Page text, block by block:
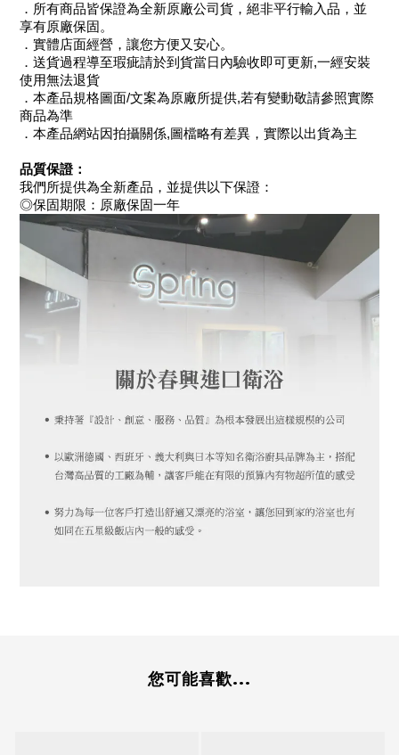
．所有商品皆保證為全新原廠公司貨，絕非平行輸入品，並
享有原廠保固。
．實體店面經營，讓您方便又安心。
．送貨過程導至瑕疵請於到貨當日內驗收即可更新,一經安裝
使用無法退貨
．本產品規格圖面/文案為原廠所提供,若有變動敬請參照實際
商品為準
．本產品網站因拍攝關係,圖檔略有差異，實際以出貨為主
品質保證：
我們所提供為全新產品，並提供以下保證：
◎保固期限：原廠保固一年
您可能喜歡...